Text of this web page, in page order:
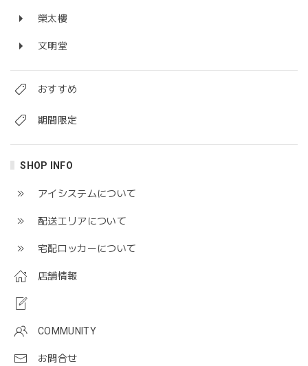
榮太樓
文明堂
おすすめ
期間限定
SHOP INFO
アイシステムについて
配送エリアについて
宅配ロッカーについて
店舗情報
COMMUNITY
お問合せ